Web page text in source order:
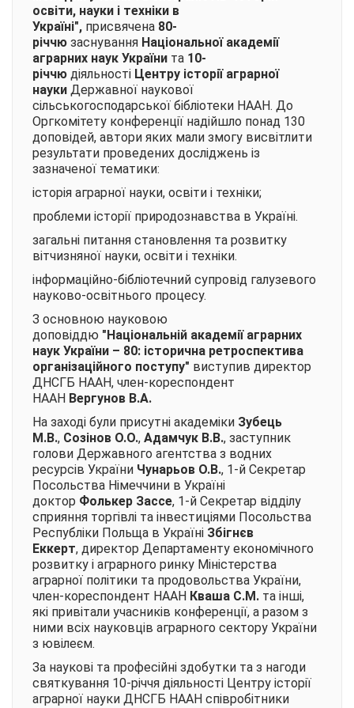
освіти, науки і техніки в
Україні", присвячена 80-
річчю заснування Національної академії
аграрних наук України та 10-
річчю діяльності Центру історії аграрної
науки Державної наукової
сільськогосподарської бібліотеки НААН. До
Оргкомітету конференції надійшло понад 130
доповідей, автори яких мали змогу висвітлити
результати проведених досліджень із
зазначеної тематики:
історія аграрної науки, освіти і техніки;
проблеми історії природознавства в Україні.
загальні питання становлення та розвитку
вітчизняної науки, освіти і техніки.
інформаційно-бібліотечний супровід галузевого
науково-освітнього процесу.
З основною науковою
доповіддю "Національній академії аграрних
наук України – 80: історична ретроспектива
організаційного поступу" виступив директор
ДНСГБ НААН, член-кореспондент
НААН Вергунов В.А.
На заході були присутні академіки Зубець
М.В., Созінов О.О., Адамчук В.В., заступник
голови Державного агентства з водних
ресурсів України Чунарьов О.В., 1-й Секретар
Посольства Німеччини в Україні
доктор Фолькер Зассе, 1-й Секретар відділу
сприяння торгівлі та інвестиціями Посольства
Республіки Польща в Україні Збігнєв
Еккерт, директор Департаменту економічного
розвитку і аграрного ринку Міністерства
аграрної політики та продовольства України,
член-кореспондент НААН Кваша С.М. та інші,
які привітали учасників конференції, а разом з
ними всіх науковців аграрного сектору України
з ювілеєм.
За наукові та професійні здобутки та з нагоди
святкування 10-річчя діяльності Центру історії
аграрної науки ДНСГБ НААН співробітники